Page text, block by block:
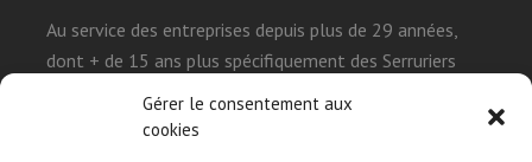
Gérer le consentement aux
cookies
Au service des entreprises depuis plus de 29 années,
dont + de 15 ans plus spécifiquement des Serruriers
leur projet sur le Web et démystifier l’environnement